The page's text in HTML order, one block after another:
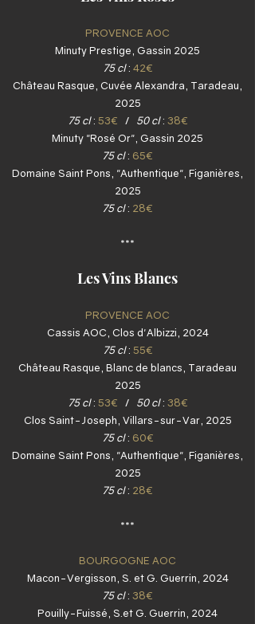
PROVENCE AOC
Minuty Prestige, Gassin 2025
75 cl: 42€
Château Rasque, Cuvée Alexandra, Taradeau,
2025
75 cl: 53€ / 50 cl: 38€
Minuty "Rosé Or", Gassin 2025
75 cl: 65€
Domaine Saint Pons, "Authentique", Figanières,
2025
75 cl: 28€
***
Les Vins Blancs
PROVENCE AOC
Cassis AOC, Clos d'Albizzi, 2024
75 cl: 55€
Château Rasque, Blanc de blancs, Taradeau
2025
75 cl: 53€ / 50 cl: 38€
Clos Saint-Joseph, Villars-sur-Var, 2025
75 cl: 60€
Domaine Saint Pons, "Authentique", Figanières,
2025
75 cl: 28€
***
BOURGOGNE AOC
Macon-Vergisson, S. et G. Guerrin, 2024
75 cl: 38€
Pouilly-Fuissé, S.et G. Guerrin, 2024